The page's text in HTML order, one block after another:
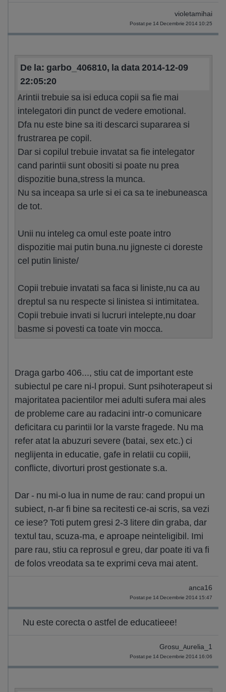
violetamihai
Postat pe 14 Decembrie 2014 10:25
De la: garbo_406810, la data 2014-12-09
22:05:20
Arintii trebuie sa isi educa copii sa fie mai
intelegatori din punct de vedere emotional.
Dfa nu este bine sa iti descarci supararea si
frustrarea pe copil.
Dar si copilul trebuie invatat sa fie intelegator
cand parintii sunt obositi si poate nu prea
dispozitie buna,stress la munca.
Nu sa inceapa sa urle si ei ca sa te inebuneasca
de tot.
Unii nu inteleg ca omul este poate intro
dispozitie mai putin buna.nu jigneste ci doreste
cel putin liniste/
Copii trebuie invatati sa faca si liniste,nu ca au
dreptul sa nu respecte si linistea si intimitatea.
Copii trebuie invati si lucruri intelepte,nu doar
basme si povesti ca toate vin mocca.
Draga garbo 406..., stiu cat de important este
subiectul pe care ni-l propui. Sunt psihoterapeut si
majoritatea pacientilor mei adulti sufera mai ales
de probleme care au radacini intr-o comunicare
deficitara cu parintii lor la varste fragede. Nu ma
refer atat la abuzuri severe (batai, sex etc.) ci
neglijenta in educatie, gafe in relatii cu copiii,
conflicte, divorturi prost gestionate s.a.
Dar - nu mi-o lua in nume de rau: cand propui un
subiect, n-ar fi bine sa recitesti ce-ai scris, sa vezi
ce iese? Toti putem gresi 2-3 litere din graba, dar
textul tau, scuza-ma, e aproape neinteligibil. Imi
pare rau, stiu ca reprosul e greu, dar poate iti va fi
de folos vreodata sa te exprimi ceva mai atent.
anca16
Postat pe 14 Decembrie 2014 15:47
Nu este corecta o astfel de educatieee!
Grosu_Aurelia_1
Postat pe 14 Decembrie 2014 16:06